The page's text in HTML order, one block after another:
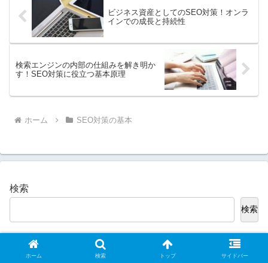
ビジネス資産としてのSEO対策！オンラ
インでの成長と持続性
検索エンジンの内部の仕組みを解き明か
す！SEO対策に役立つ基本原理
ホーム SEO対策の基本
検索
検索
新着記事
ホーム 検索 トップ サイドバー